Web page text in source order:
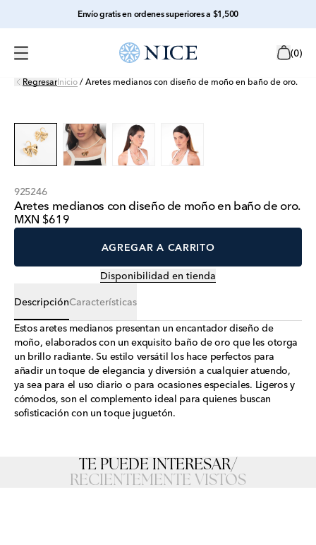
Envío gratis en ordenes superiores a $1,500
(0)
RegresarInicio / Aretes medianos con diseño de moño en baño de oro.
925246
Aretes medianos con diseño de moño en baño de oro.
MXN $619
AGREGAR A CARRITO
Disponibilidad en tienda
DescripciónCaracterísticas
Estos aretes medianos presentan un encantador diseño de
moño, elaborados con un exquisito baño de oro que les otorga
un brillo radiante. Su estilo versátil los hace perfectos para
añadir un toque de elegancia y diversión a cualquier atuendo,
ya sea para el uso diario o para ocasiones especiales. Ligeros y
cómodos, son el complemento ideal para quienes buscan
sofisticación con un toque juguetón.
TE PUEDE INTERESAR/
RECIENTEMENTE VISTOS